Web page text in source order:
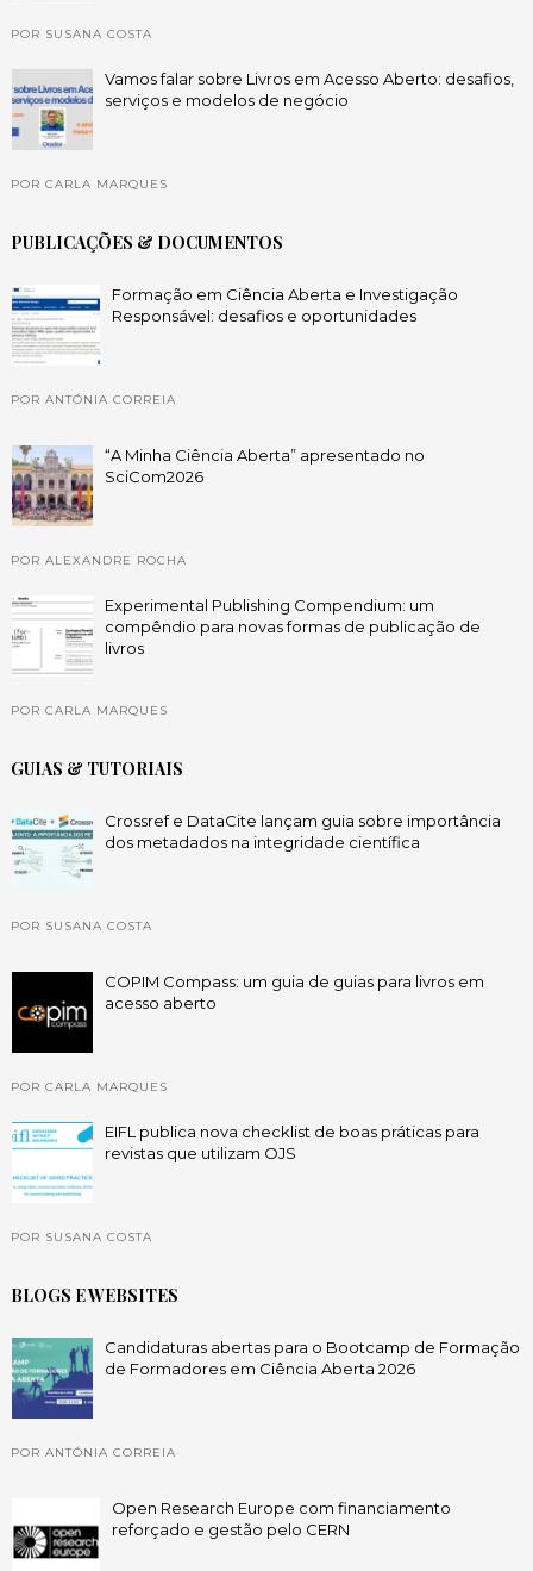
POR SUSANA COSTA
Vamos falar sobre Livros em Acesso Aberto: desafios,
serviços e modelos de negócio
POR CARLA MARQUES
PUBLICAÇÕES & DOCUMENTOS
Formação em Ciência Aberta e Investigação
Responsável: desafios e oportunidades
POR ANTÓNIA CORREIA
“A Minha Ciência Aberta” apresentado no
SciCom2026
POR ALEXANDRE ROCHA
Experimental Publishing Compendium: um
compêndio para novas formas de publicação de
livros
POR CARLA MARQUES
GUIAS & TUTORIAIS
Crossref e DataCite lançam guia sobre importância
dos metadados na integridade científica
POR SUSANA COSTA
COPIM Compass: um guia de guias para livros em
acesso aberto
POR CARLA MARQUES
EIFL publica nova checklist de boas práticas para
revistas que utilizam OJS
POR SUSANA COSTA
BLOGS E WEBSITES
Candidaturas abertas para o Bootcamp de Formação
de Formadores em Ciência Aberta 2026
POR ANTÓNIA CORREIA
Open Research Europe com financiamento
reforçado e gestão pelo CERN